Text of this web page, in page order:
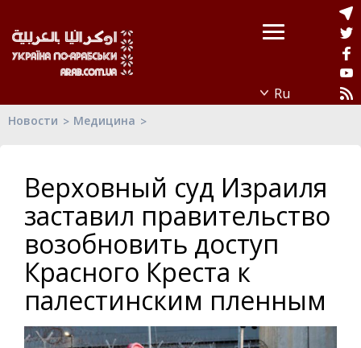
Новости Медицина
Верховный суд Израиля
заставил правительство
возобновить доступ
Красного Креста к
палестинским пленным